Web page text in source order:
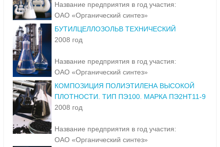
Название предприятия в год участия:
ОАО «Органический синтез»
БУТИЛЦЕЛЛОЗОЛЬВ ТЕХНИЧЕСКИЙ
2008 год
Название предприятия в год участия:
ОАО «Органический синтез»
КОМПОЗИЦИЯ ПОЛИЭТИЛЕНА ВЫСОКОЙ
ПЛОТНОСТИ. ТИП ПЭ100. МАРКА ПЭ2НТ11-9
2008 год
Название предприятия в год участия:
ОАО «Органический синтез»